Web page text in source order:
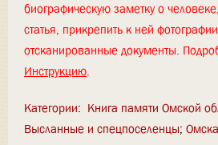
биографическую заметку о
статья, прикрепить к ней
отсканированные документы.
Инструкцию.
Категории: Книга памяти Омской
Высланные и спецпоселенцы